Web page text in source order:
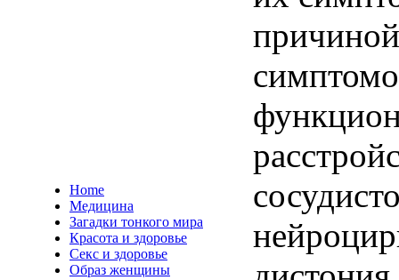
Home
Медицина
Загадки тонкого мира
Красота и здоровье
Секс и здоровье
Образ женщины